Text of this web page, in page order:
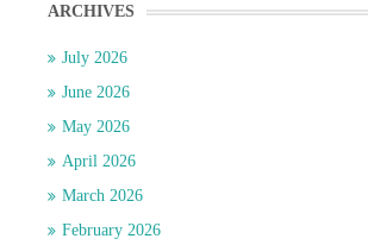
ARCHIVES
July 2026
June 2026
May 2026
April 2026
March 2026
February 2026